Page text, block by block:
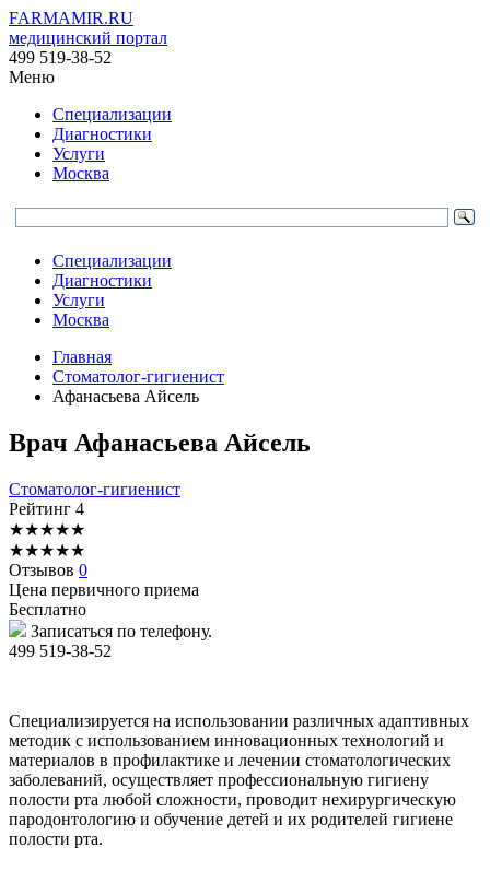
FARMAMIR.RU
медицинский портал
499 519-38-52
Меню
Специализации
Диагностики
Услуги
Москва
Специализации
Диагностики
Услуги
Москва
Главная
Стоматолог-гигиенист
Афанасьева Айсель
Врач Афанасьева Айсель
Стоматолог-гигиенист
Рейтинг 4
★★★★★
★★★★★
Отзывов 0
Цена первичного приема
Бесплатно
Записаться по телефону.
499 519-38-52
Специализируется на использовании различных адаптивных
методик с использованием инновационных технологий и
материалов в профилактике и лечении стоматологических
заболеваний, осуществляет профессиональную гигиену
полости рта любой сложности, проводит нехирургическую
пародонтологию и обучение детей и их родителей гигиене
полости рта.